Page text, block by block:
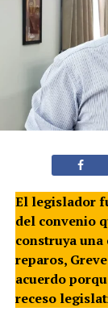
El legislador
del convenio
construya
reparos,
acuerdo
receso